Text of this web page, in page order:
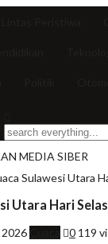
MEDIA SIBER
Sulawesi Utara
Utara Hari
2026 0 119